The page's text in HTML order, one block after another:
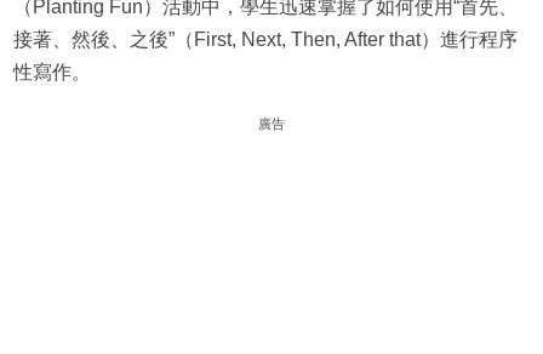
（Planting Fun）活動中，學生迅速掌握了如何使用“首先、
接著、然後、之後”（First, Next, Then, After that）進行程序
性寫作。
廣告